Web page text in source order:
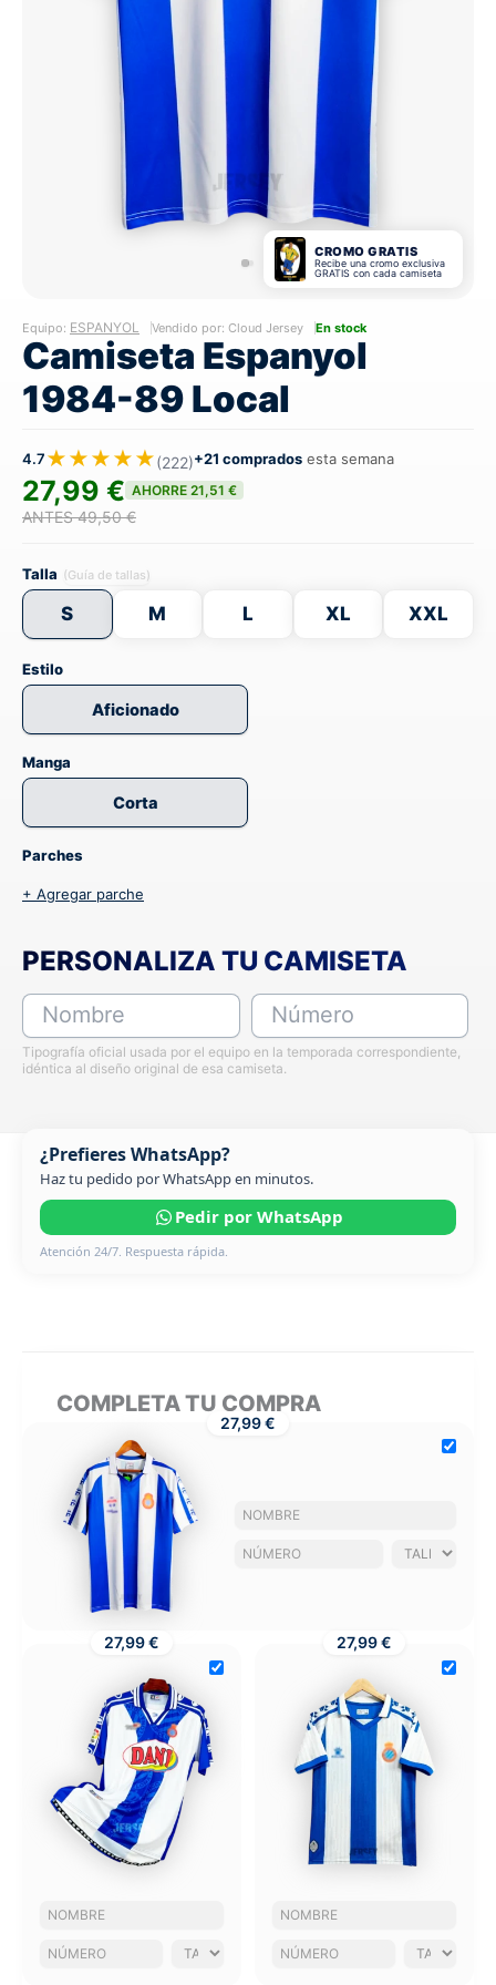
CROMO GRATIS
Recibe una cromo exclusiva
GRATIS con cada camiseta
Equipo: ESPANYOL Vendido por: Cloud Jersey En stock
Camiseta Espanyol
1984-89 Local
4.7★★★★★(222)+21 comprados esta semana
27,99 € AHORRE 21,51 €
ANTES 49,50 €
Talla (Guía de tallas)
S M L XL XXL
Estilo
Aficionado
Manga
Corta
Parches
+ Agregar parche
PERSONALIZA TU CAMISETA
Nombre Número
Tipografía oficial usada por el equipo en la temporada correspondiente,
idéntica al diseño original de esa camiseta.
¿Prefieres WhatsApp?
Haz tu pedido por WhatsApp en minutos.
Pedir por WhatsApp
Atención 24/7. Respuesta rápida.
COMPLETA TU COMPRA
27,99 €
27,99 € 27,99 €